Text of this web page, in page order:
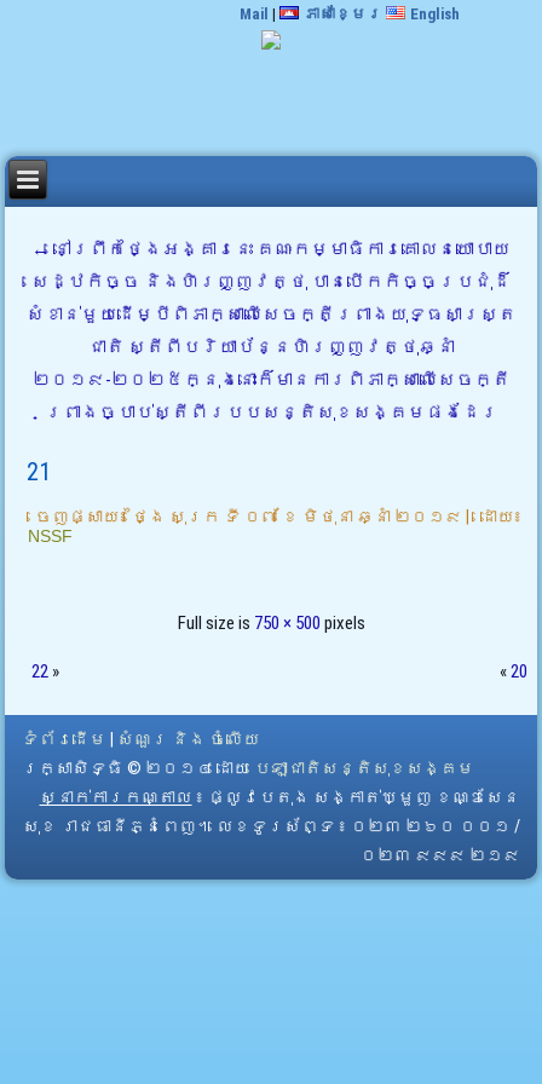
Mail | ភាសាខ្មែរ English
← នៅព្រឹកថ្ងៃអង្គារនេះ គណៈកម្មាធិការគោលនយោបាយ
សេដ្ឋកិច្ច និងហិរញ្ញវត្ថុ បានបើកកិច្ចប្រជុំដ៏
សំខាន់មួយដើម្បីពិភាក្សាលើសេចក្តីព្រាងយុទ្ធសាស្រ្ត
ជាតិ ស្តីពីបរិយាប័ន្នហិរញ្ញវត្ថុឆ្នាំ
២០១៩-២០២៥ក្នុងនោះក៏មានការពិភាក្សាលើសេចក្តី
ព្រាងច្បាប់ស្តីពីរបបសន្តិសុខសង្គមផងដែរ
21
ចេញផ្សាយ៖ ថ្ងៃ សុក្រ ទី ០៧ ខែ មិថុនា ឆ្នាំ ២០១៩ | ដោយ៖
NSSF
Full size is 750 × 500 pixels
22 » «20
ទំព័រដើម
សំណួរ និង ចំលើយ
រក្សាសិទ្ធិ © ២០១៤ ដោយ​ បេឡាជាតិសន្តិសុខសង្គម
ស្នាក់ការកណ្តាល ៖ ផ្លូវបេតុង សង្កាត់ឃ្មួញ ខណ្ឌសែន
សុខ រាជធានីភ្នំពេញ។ លេខទូរស័ព្ទ ៖ ០២៣ ២៦០ ០០១ /
០២៣ ៩៩៩ ២១៩